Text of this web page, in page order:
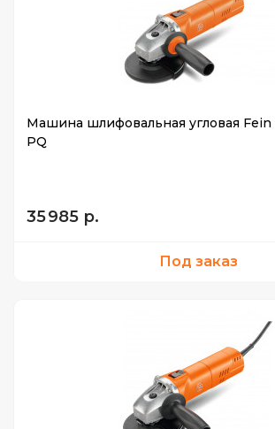
Машина шлифовальная угловая Fein
PQ
35 985 р.
Под заказ